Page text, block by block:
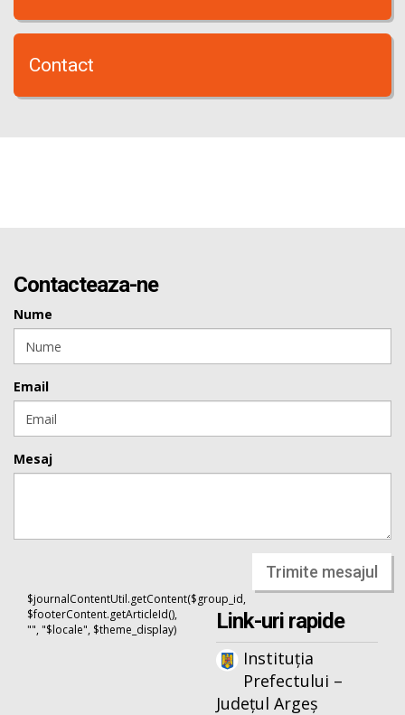
Contact
Contacteaza-ne
Nume
Email
Mesaj
Trimite mesajul
$journalContentUtil.getContent($group_id,
$footerContent.getArticleId(),
"", "$locale", $theme_display)
Link-uri rapide
Instituția
Prefectului –
Județul Argeș